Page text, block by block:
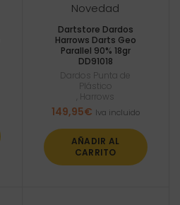
Novedad
Dartstore Dardos
Harrows Darts Geo
Parallel 90% 18gr
DD91018
Dardos Punta de
Plástico
Harrows
149,95€ Iva incluido
AÑADIR AL
CARRITO